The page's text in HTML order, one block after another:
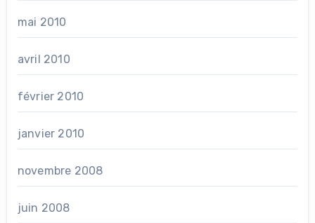
mai 2010
avril 2010
février 2010
janvier 2010
novembre 2008
juin 2008